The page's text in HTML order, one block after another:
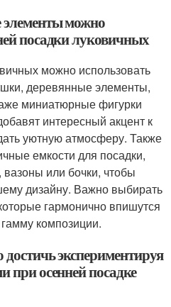
элементы можно
посадки луковичных
можно использовать
деревянные элементы,
миниатюрные фигурки
интересный акцент к
уютную атмосферу. Также
емкости для посадки,
вазоны или бочки, чтобы
дизайну. Важно выбирать
гармонично впишутся
композиции.
экспериментируя
при осенней посадке